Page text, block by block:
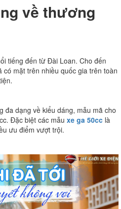
về thương
tiếng đến từ Đài Loan. Cho đến
có mặt trên nhiều quốc gia trên toàn
đa dạng về kiểu dáng, mẫu mã cho
Đặc biệt các mẫu xe ga 50cc là
ưu điểm vượt trội.